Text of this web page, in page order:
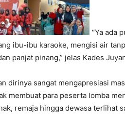
“Ya ada
ibu-ibu karaoke, mengisi air
panjat pinang,” jelas Kades
dirinya sangat mengapresiasi
membuat para peserta lomba
remaja hingga dewasa terlihat